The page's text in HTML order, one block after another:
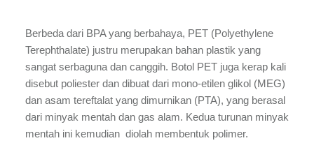
Berbeda dari BPA yang berbahaya, PET (Polyethylene
Terephthalate) justru merupakan bahan plastik yang
sangat serbaguna dan canggih. Botol PET juga kerap kali
disebut poliester dan dibuat dari mono-etilen glikol (MEG)
dan asam tereftalat yang dimurnikan (PTA), yang berasal
dari minyak mentah dan gas alam. Kedua turunan minyak
mentah ini kemudian diolah membentuk polimer.